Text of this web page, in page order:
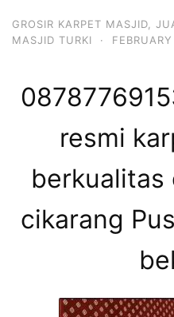
GROSIR KARPET MASJID
MASJID TURKI
·
resmi
berkualitas
cikarang